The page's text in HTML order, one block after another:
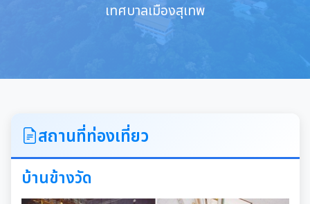
เทศบาลเมืองสุเทพ
สถานที่ท่องเที่ยว
บ้านข้างวัด